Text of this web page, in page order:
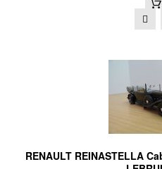
RENAULT REINASTELLA